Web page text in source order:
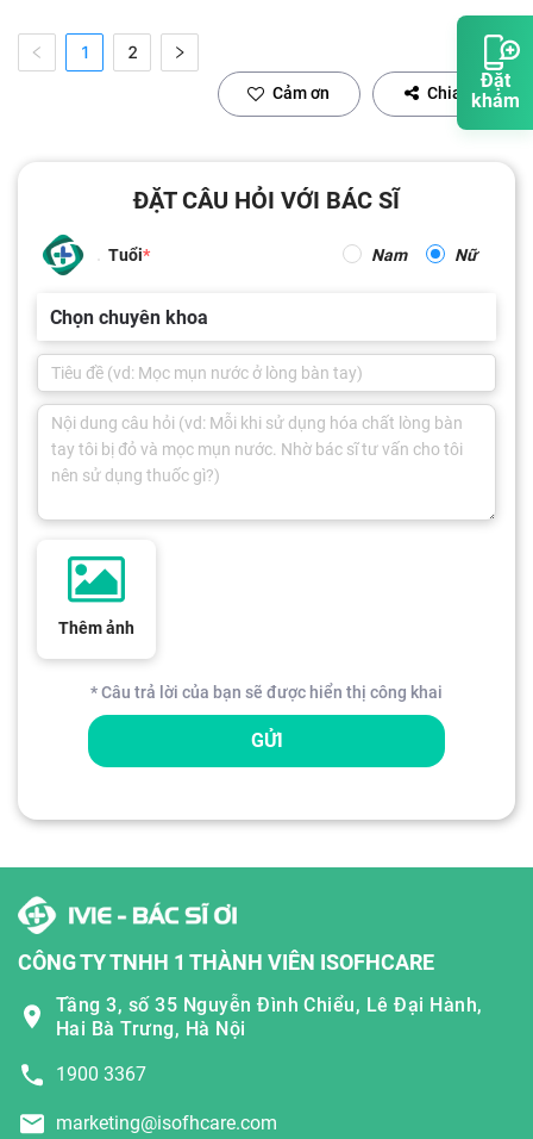
Đặt
khám
1 2
Cảm ơn Chia sẻ
ĐẶT CÂU HỎI VỚI BÁC SĨ
Tuổi Nam Nữ
Chọn chuyên khoa
Thêm ảnh
* Câu trả lời của bạn sẽ được hiển thị công khai
GỬI
CÔNG TY TNHH 1 THÀNH VIÊN ISOFHCARE
Tầng 3, số 35 Nguyễn Đình Chiểu, Lê Đại Hành,
Hai Bà Trưng, Hà Nội
1900 3367
marketing@isofhcare.com